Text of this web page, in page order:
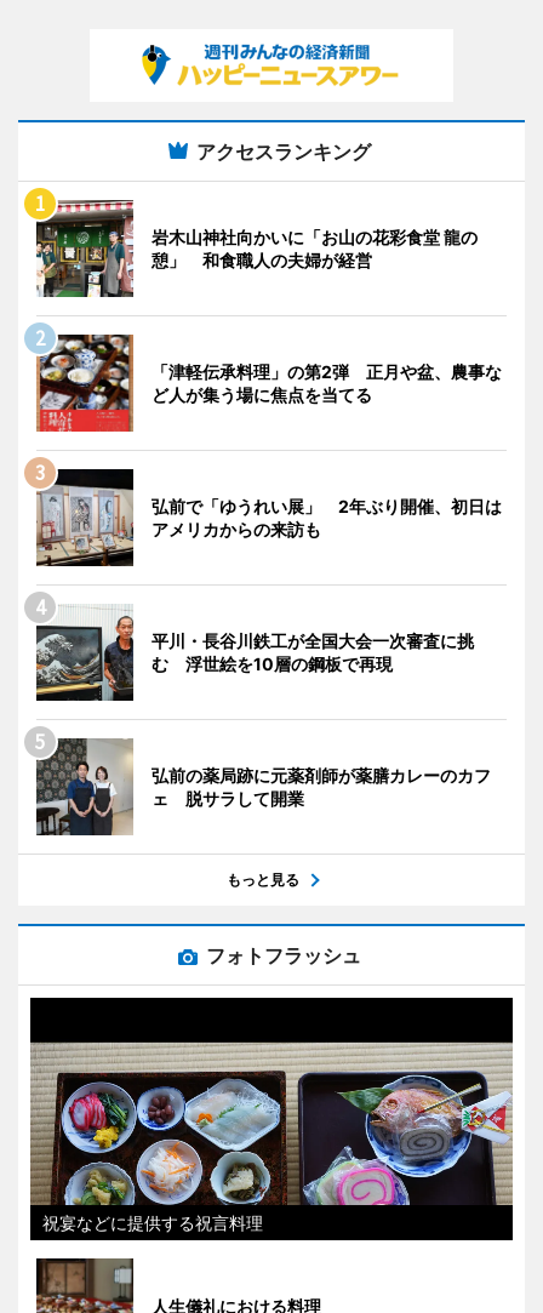
アクセスランキング
岩木山神社向かいに「お山の花彩食堂 龍の
憩」 和食職人の夫婦が経営
「津軽伝承料理」の第2弾 正月や盆、農事な
ど人が集う場に焦点を当てる
弘前で「ゆうれい展」 2年ぶり開催、初日は
アメリカからの来訪も
平川・長谷川鉄工が全国大会一次審査に挑
む 浮世絵を10層の鋼板で再現
弘前の薬局跡に元薬剤師が薬膳カレーのカフ
ェ 脱サラして開業
もっと見る
フォトフラッシュ
祝宴などに提供する祝言料理
人生儀礼における料理